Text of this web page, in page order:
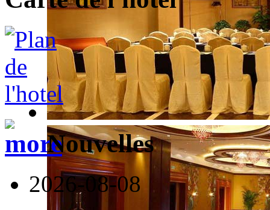
Nouvelles
2026-08-08